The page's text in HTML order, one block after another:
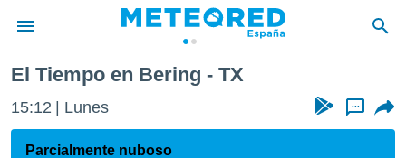
de
por
El Tiempo en Bering - TX
15:12 Lunes ...
Parcialmente nuboso